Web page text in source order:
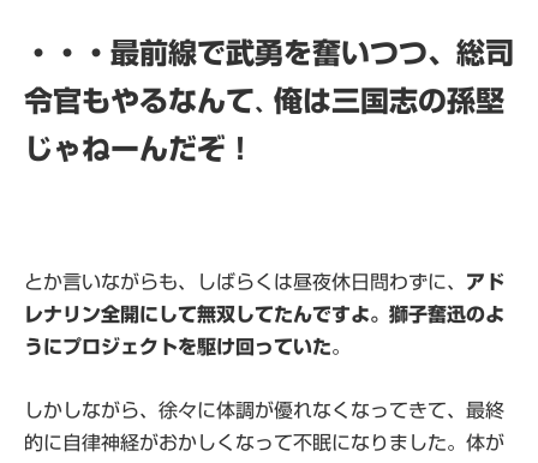
・・・最前線で武勇を奮いつつ、総司
令官もやるなんて、 俺は三国志の孫堅
じゃねーんだぞ！
とか言いながらも、しばらくは昼夜休日問わずに、 アド
レナリン全開にして無双してたんですよ。獅子奮迅のよ
うにプロジェクトを駆け回っていた。
しかしながら、徐々に体調が優れなくなってきて、最終
的に自律神経がおかしくなって不眠になりました。体が